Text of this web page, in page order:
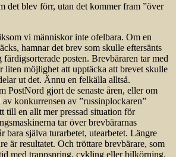
det blev förr, utan det kommer fram ”över
vi människor inte ofelbara. Om en
hamnar det brev som skulle eftersänts
posten. Brevbäraren tar med
liten möjlighet att upptäcka att brevet skulle
ut det. Ännu en felkälla alltså.
PostNord gjort de senaste åren, eller om
konkurrensen av ”russin­plockaren”
till en allt mer pressad situation för
tar över brevbärarnas
bara själva turarbetet, utearbetet. Längre
är resultatet. Och tröttare brevbärare, som
med trappspring, cykling eller bilkörning.